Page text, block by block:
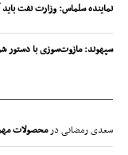
نماینده سلماس: وزارت نفت
سپهوند:‌ مازوت‌سوزی با دستور
سعدی رمضانیدرمحصولات